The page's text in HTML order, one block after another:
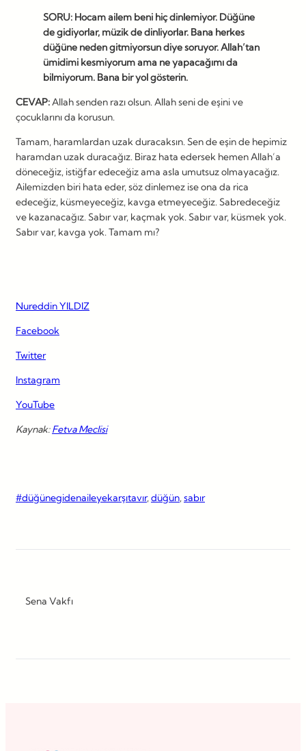
SORU: Hocam ailem beni hiç dinlemiyor. Düğüne
de gidiyorlar, müzik de dinliyorlar. Bana herkes
düğüne neden gitmiyorsun diye soruyor. Allah’tan
ümidimi kesmiyorum ama ne yapacağımı da
bilmiyorum. Bana bir yol gösterin.
CEVAP:Allah senden razı olsun. Allah seni de eşini ve
çocuklarını da korusun.
Tamam, haramlardan uzak duracaksın. Sen de eşin de hepimiz
haramdan uzak duracağız. Biraz hata edersek hemen Allah’a
döneceğiz, istiğfar edeceğiz ama asla umutsuz olmayacağız.
Ailemizden biri hata eder, söz dinlemez ise ona da rica
edeceğiz, küsmeyeceğiz, kavga etmeyeceğiz. Sabredeceğiz
ve kazanacağız. Sabır var, kaçmak yok. Sabır var, küsmek yok.
Sabır var, kavga yok. Tamam mı?
Nureddin YILDIZ
Facebook
Twitter
Instagram
YouTube
Kaynak:Fetva Meclisi
#düğünegidenaileyekarşıtavır, düğün, sabır
Sena Vakfı